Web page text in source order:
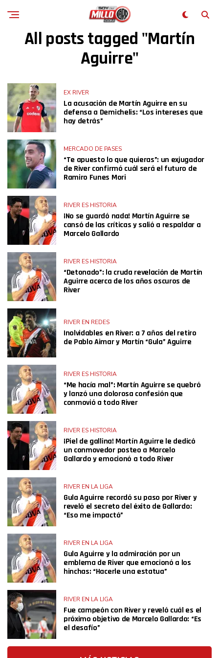
All posts tagged "Martín
Aguirre"
EX RIVER
La acusación de Martín Aguirre en su
defensa a Demichelis: “Los intereses que
hay detrás”
MERCADO DE PASES
“Te apuesto lo que quieras”: un exjugador
de River confirmó cuál será el futuro de
Ramiro Funes Mori
RIVER ES HISTORIA
¡No se guardó nada! Martín Aguirre se
cansó de las críticas y salió a respaldar a
Marcelo Gallardo
RIVER ES HISTORIA
“Detonado”: la cruda revelación de Martín
Aguirre acerca de los años oscuros de
River
RIVER EN REDES
Inolvidables en River: a 7 años del retiro
de Pablo Aimar y Martín “Gula” Aguirre
RIVER ES HISTORIA
“Me hacía mal”: Martín Aguirre se quebró
y lanzó una dolorosa confesión que
conmovió a todo River
RIVER ES HISTORIA
¡Piel de gallina! Martín Aguirre le dedicó
un conmovedor posteo a Marcelo
Gallardo y emocionó a todo River
RIVER EN LA LIGA
Gula Aguirre recordó su paso por River y
reveló el secreto del éxito de Gallardo:
“Eso me impactó”
RIVER EN LA LIGA
Gula Aguirre y la admiración por un
emblema de River que emocionó a los
hinchas: “Hacerle una estatua”
RIVER EN LA LIGA
Fue campeón con River y reveló cuál es el
próximo objetivo de Marcelo Gallardo: “Es
el desafío”